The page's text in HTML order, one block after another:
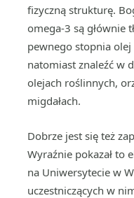
fizyczną strukturę.
omega-3 są głównie
pewnego stopnia
natomiast znaleźć w
olejach roślinnych,
migdałach.
Dobrze jest się też
Wyraźnie pokazał to
na Uniwersytecie w
uczestniczących w